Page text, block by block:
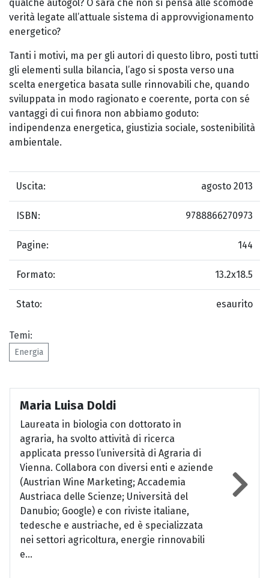
qualche autogol? O sarà che non si pensa alle scomode
verità legate all’attuale sistema di approvvigionamento
energetico?
Tanti i motivi, ma per gli autori di questo libro, posti tutti
gli elementi sulla bilancia, l’ago si sposta verso una
scelta energetica basata sulle rinnovabili che, quando
sviluppata in modo ragionato e coerente, porta con sé
vantaggi di cui finora non abbiamo goduto:
indipendenza energetica, giustizia sociale, sostenibilità
ambientale.
Uscita: agosto 2013
ISBN: 9788866270973
Pagine: 144
Formato: 13.2x18.5
Stato: esaurito
Temi:
Energia
Maria Luisa Doldi
Laureata in biologia con dottorato in
agraria, ha svolto attività di ricerca
applicata presso l’università di Agraria di
Vienna. Collabora con diversi enti e aziende
(Austrian Wine Marketing; Accademia
Austriaca delle Scienze; Università del
Danubio; Google) e con riviste italiane,
tedesche e austriache, ed è specializzata
nei settori agricoltura, energie rinnovabili
e...